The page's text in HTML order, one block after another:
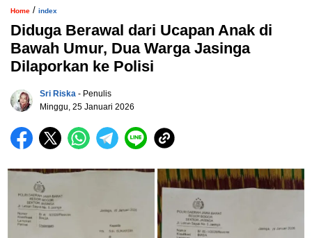
Home / index
Diduga Berawal dari Ucapan Anak di
Bawah Umur, Dua Warga Jasinga
Dilaporkan ke Polisi
Sri Riska - Penulis
Minggu, 25 Januari 2026